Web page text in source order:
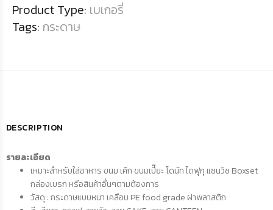
Product Type: เบเกอรี่
Tags: กระดาษ
DESCRIPTION
รายละเอียด
เหมาะสำหรับใส่อาหาร ขนม เค้ก ขนมเปี๊ยะ โดนัท ไดฟุกุ แซนวิช Boxset
กล่องเบรก หรือสินค้าอื่นๆตามต้องการ
วัสดุ : กระดาษแบบหนา เคลือบ PE food grade ฝาพลาสติก